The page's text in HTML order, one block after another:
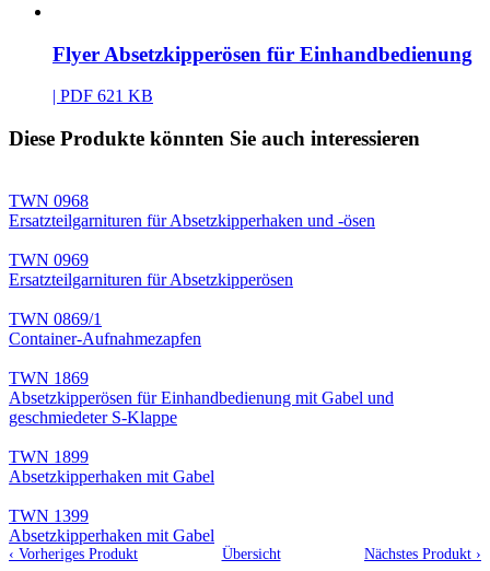
Flyer Absetzkipperösen für Einhandbedienung
| PDF 621 KB
Diese Produkte könnten Sie auch interessieren
TWN 0968
Ersatzteilgarnituren für Absetzkipperhaken und -ösen
TWN 0969
Ersatzteilgarnituren für Absetzkipperösen
TWN 0869/1
Container-Aufnahmezapfen
TWN 1869
Absetzkipperösen für Einhandbedienung mit Gabel und
geschmiedeter S-Klappe
TWN 1899
Absetzkipperhaken mit Gabel
TWN 1399
Absetzkipperhaken mit Gabel
‹ Vorheriges Produkt Übersicht Nächstes Produkt ›